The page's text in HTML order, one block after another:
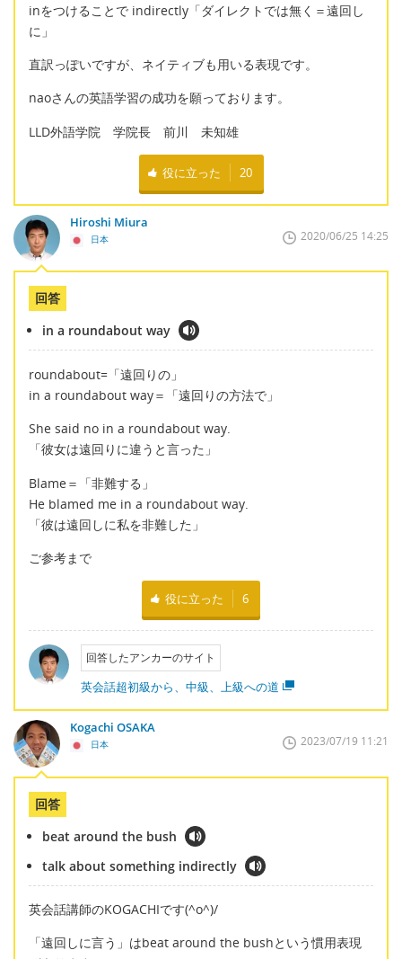
inをつけることで indirectly「ダイレクトでは無く＝遠回し
に」
直訳っぽいですが、ネイティブも用いる表現です。
naoさんの英語学習の成功を願っております。
LLD外語学院 学院長 前川 未知雄
役に立った 20
Hiroshi Miura
日本 2020/06/25 14:25
回答
in a roundabout way
roundabout=「遠回りの」
in a roundabout way＝「遠回りの方法で」
She said no in a roundabout way.
「彼女は遠回りに違うと言った」
Blame＝「非難する」
He blamed me in a roundabout way.
「彼は遠回しに私を非難した」
ご参考まで
役に立った 6
回答したアンカーのサイト
英会話超初級から、中級、上級への道
Kogachi OSAKA
日本 2023/07/19 11:21
回答
beat around the bush
talk about something indirectly
英会話講師のKOGACHIです(^o^)/
「遠回しに言う」はbeat around the bushという慣用表現